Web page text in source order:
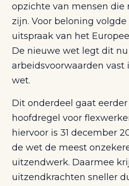
opzichte van mensen die
zijn. Voor beloning
uitspraak van het
De nieuwe wet legt dit nu
arbeidsvoorwaarden vast
wet.
Dit onderdeel gaat
hoofdregel voor
hiervoor is 31 december
de wet de meest
uitzendwerk. Daarmee
uitzendkrachten sneller